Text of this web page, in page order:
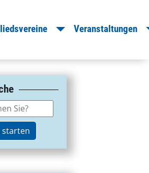
Dropdown
Toggle
Veranstaltungen